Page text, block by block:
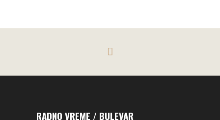
RADNO VREME / BULEVAR